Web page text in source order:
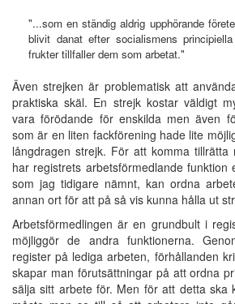
"...som en ständig aldrig upphörande
blivit danat efter socialismens
frukter tillfaller dem som arbetat."
Även strejken är problematisk att
praktiska skäl. En strejk kostar väldigt
vara förödande för enskilda men även
som är en liten fackförening hade lite
långdragen strejk. För att komma
har registrets arbetsförmedlande funktion
som jag tidigare nämnt, kan ordna
annan ort för att på så vis kunna hålla ut
Arbetsförmedlingen är en grundbult i
möjliggör de andra funktionerna.
register på lediga arbeten, förhållanden
skapar man förutsättningar på att ordna
sälja sitt arbete för. Men för att detta ska